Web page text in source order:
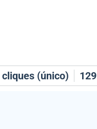
cliques (único) 129